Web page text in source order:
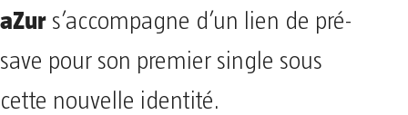
aZur s’accompagne d’un lien de pré-
save pour son premier single sous
cette nouvelle identité.